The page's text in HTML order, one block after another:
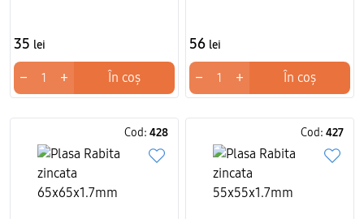
35 lei
− + În coș
56 lei
− + În coș
Cod: 428 Cod: 427